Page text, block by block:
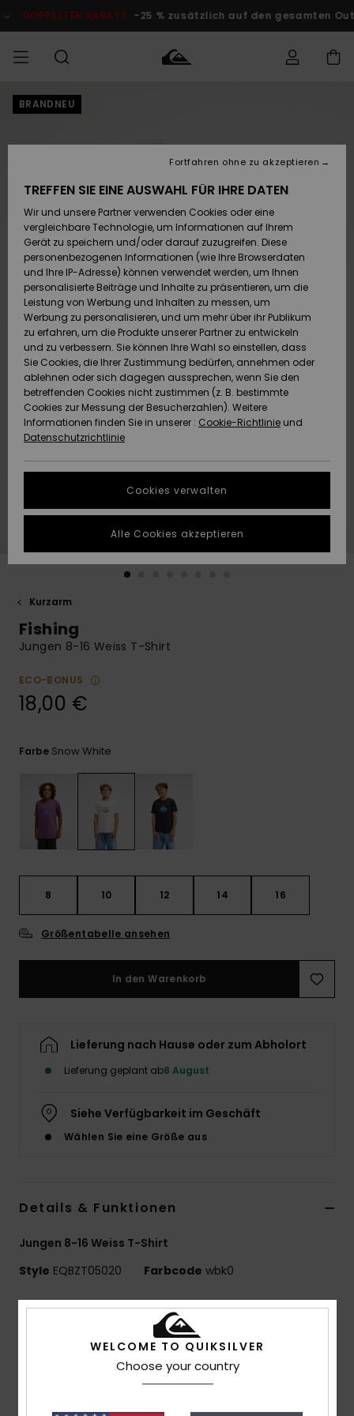
Produktinformation
DOPPELTER RABATT -25 % zusätzlich auf den gesamten
MÄNNER
Accessoires
Schuhe&
Flip-Flops
Surf
Snow
Brandneu
Highlights
Accessoires
Schuhe&
Flip-Flops
Surf
Snow
Brandneu
Highlights
FRAUEN
Brandneu
Highlights
Snow
SURF
Kinder
Highlights
Community
SNOW
Snow Shop
Kinder
Snow Shop
Damen
Highlights
Community
DOPPELTER
RABATT
KINDER
Outlet
Frauen
HILFE & KONTAKT
Retouren
Bezahlung
Geschenkkarte
Quiksilver
Freedom
Datenschutz
Starten Sie eine
um die
schnellste
Antwort auf Ihre
Finden Sie
NACHHALTIGKEIT
SHOPS
QUIKSILVER APP
WUNSCHLISTE
BRANDNEU
Kurzarm
Fishing
Jungen 8-16 Weiss T-Shirt
ECO-BONUS
18,00 €
Farbe Snow White
8 10 12 14 16
Größentabelle ansehen
In den Warenkorb
Lieferung nach Hause oder zum Abholort
Lieferung geplant ab8 August
Siehe Verfügbarkeit im Geschäft
Wählen Sie eine Größe aus
Details & Funktionen
Jungen 8-16 Weiss T-Shirt
Style EQBZT05020 Farbcode wbk0
Funktionen
MADE BETTER
25 % recycelte Baumwolle aus Pre-Consumer-
WELCOME TO QUIKSILVER
Choose your country
TREFFEN SIE EINE AUSWAHL FÜR IHRE DATEN
Wir und unsere Partner verwenden Cookies oder eine
vergleichbare Technologie, um Informationen auf Ihrem
Gerät zu speichern und/oder darauf zuzugreifen. Diese
personenbezogenen Informationen (wie Ihre Browserdaten
und Ihre IP-Adresse) können verwendet werden, um Ihnen
personalisierte Beiträge und Inhalte zu präsentieren, um die
Leistung von Werbung und Inhalten zu messen, um
Werbung zu personalisieren, und um mehr über ihr Publikum
zu erfahren, um die Produkte unserer Partner zu entwickeln
und zu verbessern. Sie können Ihre Wahl so einstellen, dass
Sie Cookies, die Ihrer Zustimmung bedürfen, annehmen oder
ablehnen oder sich dagegen aussprechen, wenn Sie den
betreffenden Cookies nicht zustimmen (z. B. bestimmte
Cookies zur Messung der Besucherzahlen). Weitere
Informationen finden Sie in unserer : Cookie-Richtlinie und
Datenschutzrichtlinie
Cookies verwalten
Fortfahren ohne zu akzeptieren
Alle Cookies akzeptieren